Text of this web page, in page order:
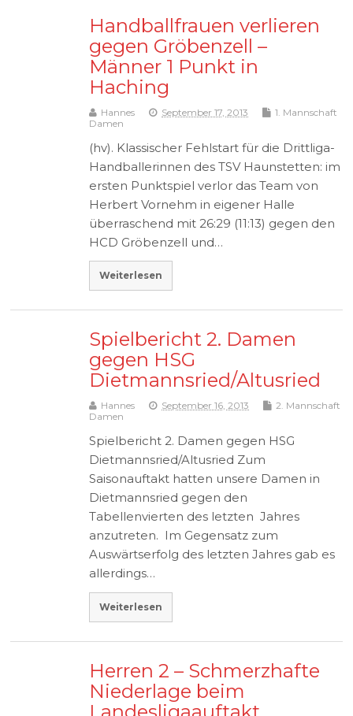
Handballfrauen verlieren
gegen Gröbenzell –
Männer 1 Punkt in
Haching
Hannes September 17, 2013
1. Mannschaft
Damen
(hv). Klassischer Fehlstart für die Drittliga-
Handballerinnen des TSV Haunstetten: im
ersten Punktspiel verlor das Team von
Herbert Vornehm in eigener Halle
überraschend mit 26:29 (11:13) gegen den
HCD Gröbenzell und…
Weiterlesen
Spielbericht 2. Damen
gegen HSG
Dietmannsried/Altusried
Hannes September 16, 2013
2. Mannschaft
Damen
Spielbericht 2. Damen gegen HSG
Dietmannsried/Altusried Zum
Saisonauftakt hatten unsere Damen in
Dietmannsried gegen den
Tabellenvierten des letzten Jahres
anzutreten. Im Gegensatz zum
Auswärtserfolg des letzten Jahres gab es
allerdings…
Weiterlesen
Herren 2 – Schmerzhafte
Niederlage beim